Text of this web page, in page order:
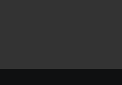
Gruppe ist essenziell und